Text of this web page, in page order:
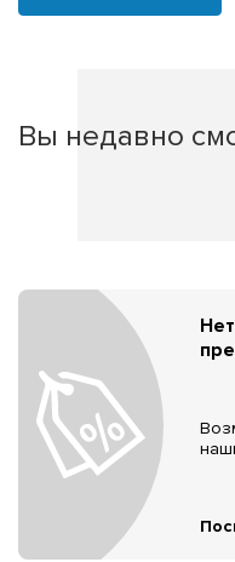
Вы недавно